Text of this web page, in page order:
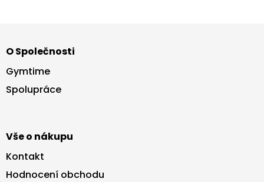
p
a
O Společnosti
Gymtime
Spolupráce
Vše o nákupu
Kontakt
Hodnocení obchodu